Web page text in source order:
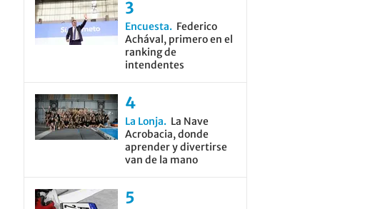
Encuesta
Federico
Achával, primero en el
ranking de
intendentes
La Lonja
La Nave
Acrobacia, donde
aprender y divertirse
van de la mano